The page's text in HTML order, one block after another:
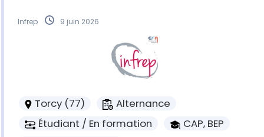
Infrep 9 juin 2026
Torcy (77)
Alternance
Étudiant / En formation
CAP, BEP